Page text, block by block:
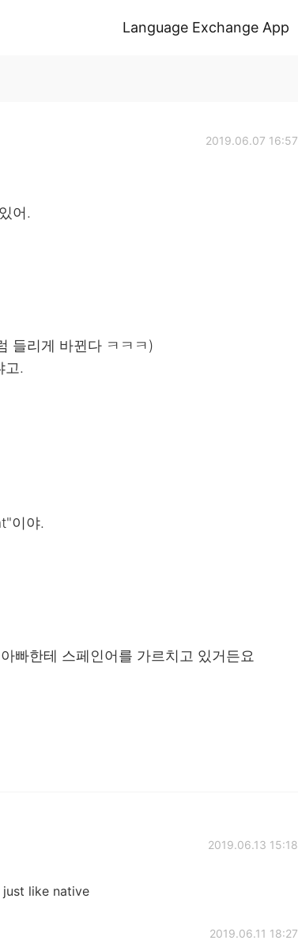
Language Exchange App
2019.06.07 16:57
어.
들리게 바뀐다 ㅋㅋㅋ)
고.
이야.
빠한테 스페인어를 가르치고 있거든요
2019.06.13 15:18
like native
2019.06.11 18:27